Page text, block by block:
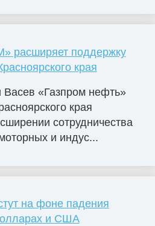
расширяет поддержку
края
«Газпром нефть»
края
сотрудничества
и индус...
на фоне падения
и США